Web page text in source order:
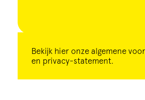
Bekijk hier onze algemene
en privacy-statement.